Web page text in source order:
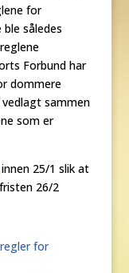
for
således
Forbund har
dommere
sammen
som er
25/1 slik at
26/2
for